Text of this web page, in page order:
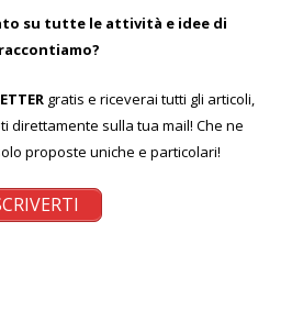
su tutte le attività e idee di
gratis e riceverai tutti gli articoli,
direttamente sulla tua mail! Che ne
proposte uniche e particolari!